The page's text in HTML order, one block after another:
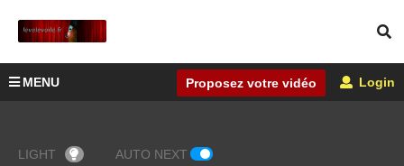
MENU Proposez votre vidéo Login
LIGHT AUTO NEXT